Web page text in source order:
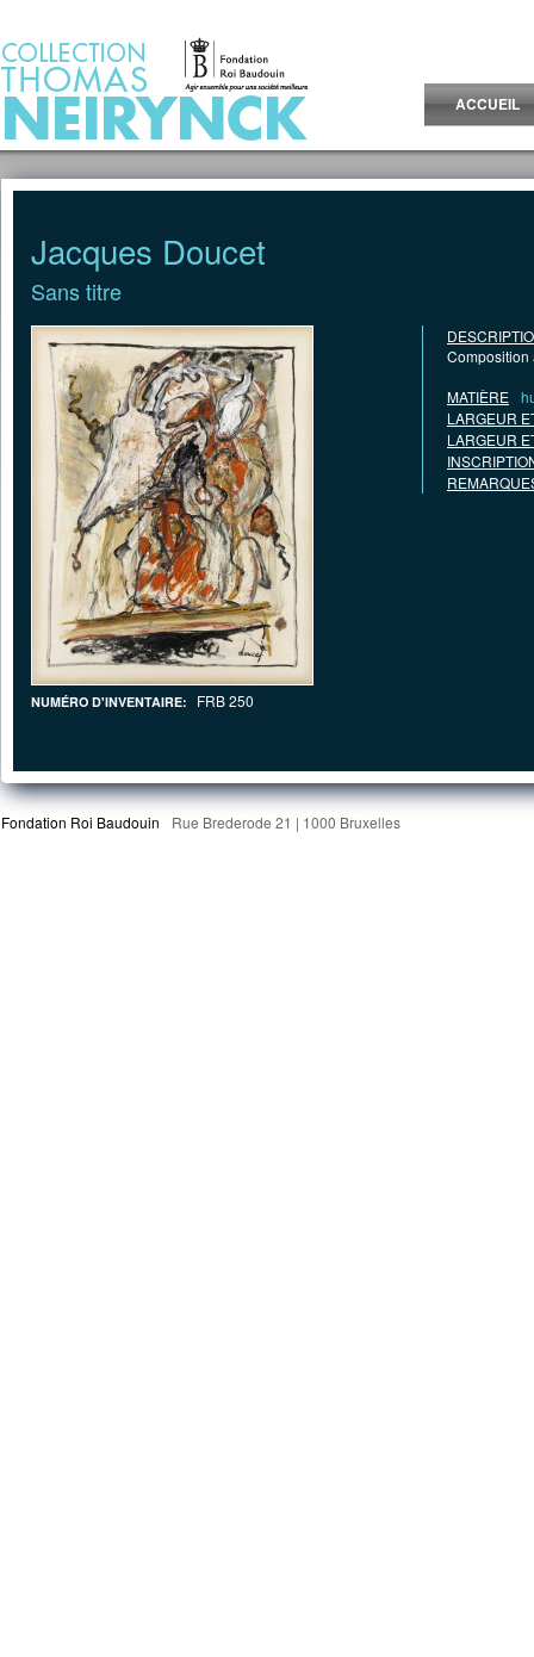
ACCUEIL
Jacques Doucet
Sans titre
NUMÉRO D'INVENTAIRE: FRB 250
Composition
MATIÈRE
LARGEUR
LARGEUR
Fondation Roi Baudouin Rue Brederode 21 | 1000 Bruxelles